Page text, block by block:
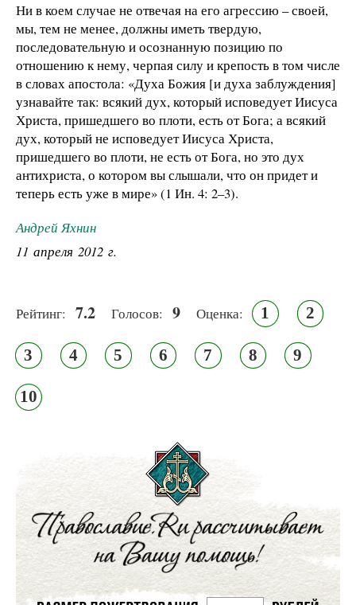
Ни в коем случае не отвечая на его агрессию – своей,
мы, тем не менее, должны иметь твердую,
последовательную и осознанную позицию по
отношению к нему, черпая силу и крепость в том числе
в словах апостола: «Духа Божия [и духа заблуждения]
узнавайте так: всякий дух, который исповедует Иисуса
Христа, пришедшего во плоти, есть от Бога; а всякий
дух, который не исповедует Иисуса Христа,
пришедшего во плоти, не есть от Бога, но это дух
антихриста, о котором вы слышали, что он придет и
теперь есть уже в мире» (1 Ин. 4: 2–3).
Андрей Яхнин
11 апреля 2012 г.
Рейтинг: 7.2 Голосов: 9 Оценка: 1 2
3 4 5 6 7 8 9
10